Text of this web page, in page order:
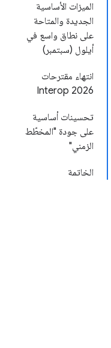
الميزات الأساسية
الجديدة والمتاحة
على نطاق واسع في
أيلول (سبتمبر)
انتهاء مقترحات
Interop 2026
تحسينات أساسية
على جودة "المخطّط
الزمني"
الخاتمة